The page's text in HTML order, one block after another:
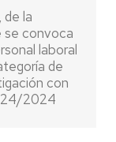
la
se convoca
laboral
de
con
2024